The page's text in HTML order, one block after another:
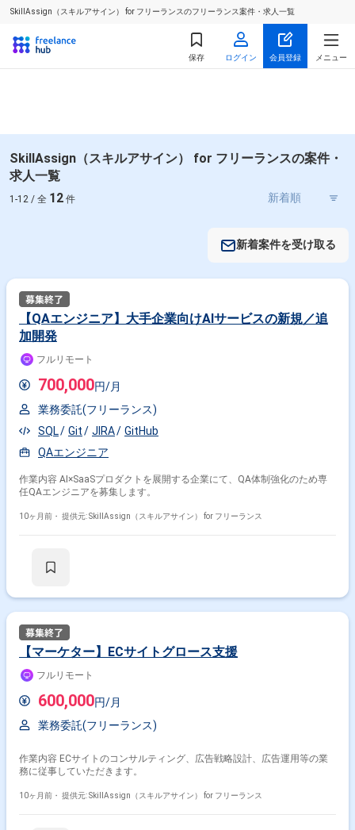
SkillAssign（スキルアサイン） for フリーランスのフリーランス案件・求人一覧
保存 ログイン 会員登録 メニュー
SkillAssign（スキルアサイン） for フリーランスの案件・
求人一覧
1-12 / 全 12 件
新着案件を受け取る
【QAエンジニア】大手企業向けAIサービスの新規／追
加開発
フルリモート
700,000円/月
業務委託(フリーランス)
SQL
Git JIRA
GitHub
QAエンジニア
作業内容 AI×SaaSプロダクトを展開する企業にて、QA体制強化のため専
任QAエンジニアを募集します。
10ヶ月前・ 提供元: SkillAssign（スキルアサイン） for フリーランス
【マーケター】ECサイトグロース支援
フルリモート
600,000円/月
業務委託(フリーランス)
作業内容 ECサイトのコンサルティング、広告戦略設計、広告運用等の業
務に従事していただきます。
10ヶ月前・ 提供元: SkillAssign（スキルアサイン） for フリーランス